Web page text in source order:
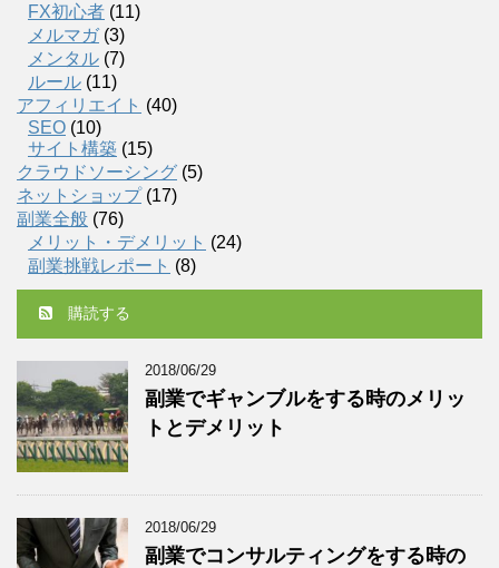
FX初心者 (11)
メルマガ(3)
メンタル (7)
ルール (11)
アフィリエイト (40)
SEO (10)
サイト構築 (15)
クラウドソーシング (5)
ネットショップ(17)
副業全般 (76)
メリット・デメリット (24)
副業挑戦レポート (8)
購読する
2018/06/29
副業でギャンブルをする時のメリッ
トとデメリット
2018/06/29
副業でコンサルティングをする時の